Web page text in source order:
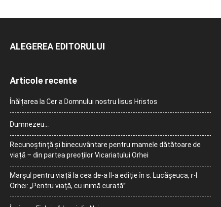
ALEGEREA EDITORULUI
Articole recente
Înălțarea la Cer a Domnului nostru Iisus Hristos
Dumnezeu…
Recunoștință și binecuvântare pentru mamele dătătoare de
viață – din partea preoților Vicariatului Orhei
Marșul pentru viață la cea de-a II-a ediție în s. Lucășeuca, r-l
Orhei: „Pentru viață, cu inimă curată”